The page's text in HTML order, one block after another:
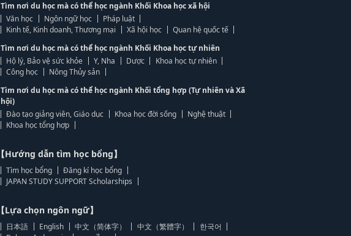
Tìm nơi du học mà có thể học ngành Khối Khoa học xã hội
Văn học
Ngôn ngữ học
Pháp luật
Kinh tế, Kinh doanh, Thương mại
Xã hội học
Quan hệ quốc tế
Tìm nơi du học mà có thể học ngành Khối Khoa học tự nhiên
Hộ lý, Bảo vệ sức khỏe
Y, Nha Dược
Khoa học tự nhiên
Công học
Nông Thủy sản
Tìm nơi du học mà có thể học ngành Khối tổng hợp (Tự nhiên và Xã
hội)
Đào tạo giảng viên, Giáo dục
Khoa học đời sống
Nghệ thuật
Khoa học tổng hợp
【Hướng dẫn tìm học bổng】
Tìm học bổng
Đăng kí học bổng
JAPAN STUDY SUPPORT Scholarships
【Lựa chọn ngôn ngữ】
日本語 English 中文（简体字） 中文（繁體字）
한국어